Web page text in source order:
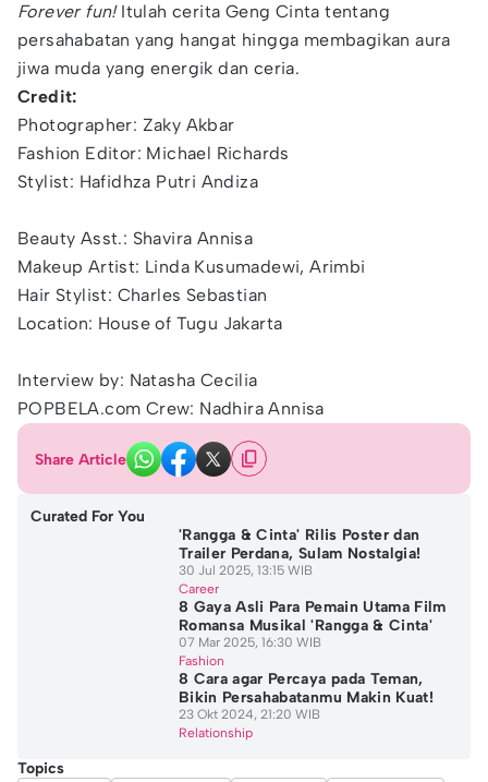
Forever fun! Itulah cerita Geng Cinta tentang
persahabatan yang hangat hingga membagikan aura
jiwa muda yang energik dan ceria.
Credit:
Photographer: Zaky Akbar
Fashion Editor: Michael Richards
Stylist: Hafidhza Putri Andiza
Beauty Asst.: Shavira Annisa
Makeup Artist: Linda Kusumadewi, Arimbi
Hair Stylist: Charles Sebastian
Location: House of Tugu Jakarta
Interview by: Natasha Cecilia
POPBELA.com Crew: Nadhira Annisa
Share Article
Curated For You
'Rangga & Cinta' Rilis Poster dan
Trailer Perdana, Sulam Nostalgia!
30 Jul 2025, 13:15 WIB
Career
8 Gaya Asli Para Pemain Utama Film
Romansa Musikal 'Rangga & Cinta'
07 Mar 2025, 16:30 WIB
Fashion
8 Cara agar Percaya pada Teman,
Bikin Persahabatanmu Makin Kuat!
23 Okt 2024, 21:20 WIB
Relationship
Topics